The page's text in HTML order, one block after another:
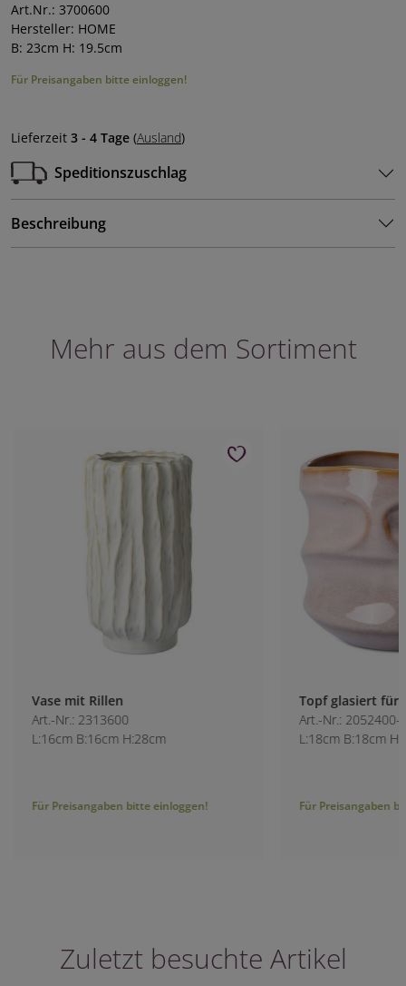
Art.Nr.: 3700600
Hersteller: HOME
B: 23cm H: 19.5cm
Für Preisangaben bitte einloggen!
Lieferzeit 3 - 4 Tage (Ausland)
Speditionszuschlag
Beschreibung
Mehr aus dem Sortiment
Vase mit Rillen
Art.-Nr.: 2313600
L:16cm B:16cm H:28cm
Für Preisangaben bitte einloggen!
Topf glasiert für
Art.-Nr.: 2052400-
L:18cm B:18cm
Für Preisangaben
Zuletzt besuchte Artikel